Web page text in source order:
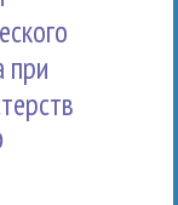
при